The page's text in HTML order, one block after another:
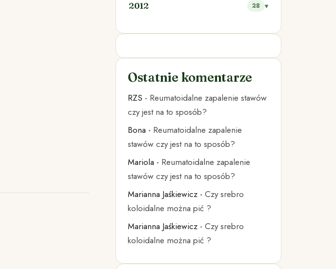
2012 28
Ostatnie komentarze
RZS - Reumatoidalne zapalenie stawów
czy jest na to sposób?
Bona - Reumatoidalne zapalenie
stawów czy jest na to sposób?
Mariola - Reumatoidalne zapalenie
stawów czy jest na to sposób?
Marianna Jaśkiewicz - Czy srebro
koloidalne można pić ?
Marianna Jaśkiewicz - Czy srebro
koloidalne można pić ?